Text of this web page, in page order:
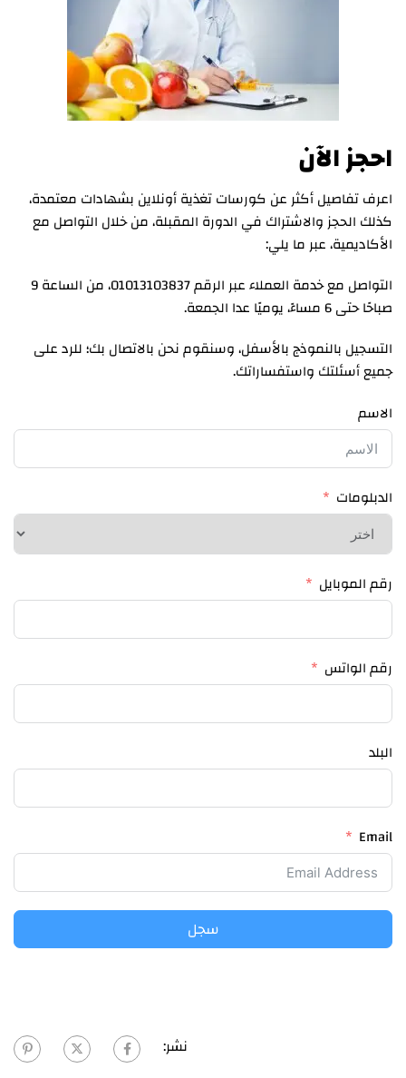
احجز الآن
اعرف تفاصيل أكثر عن كورسات تغذية أونلاين بشهادات معتمدة،
كذلك الحجز والاشتراك في الدورة المقبلة، من خلال التواصل مع
الأكاديمية، عبر ما يلي:
التواصل مع خدمة العملاء عبر الرقم 01013103837، من الساعة 9
صباحًا حتى 6 مساءً، يوميًا عدا الجمعة.
التسجيل بالنموذج بالأسفل، وسنقوم نحن بالاتصال بك؛ للرد على
جميع أسئلتك واستفساراتك.
الاسم
الدبلومات
رقم الموبايل
رقم الواتس
البلد
Email
سجل
نشر: